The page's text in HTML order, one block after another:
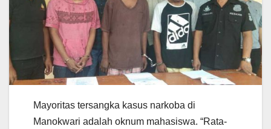
Mayoritas tersangka kasus narkoba di
Manokwari adalah oknum mahasiswa. “Rata-